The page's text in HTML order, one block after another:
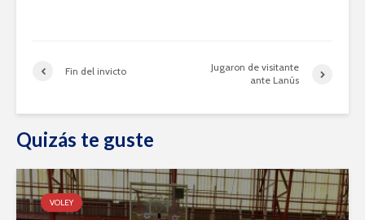
Fin del invicto
Jugaron de visitante
ante Lanús
Quizás te guste
VOLEY